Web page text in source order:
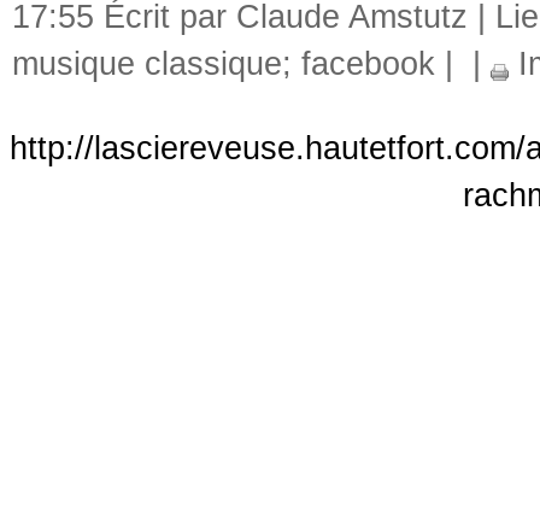
17:55 Écrit par Claude Amstutz |
musique classique; facebook
http://